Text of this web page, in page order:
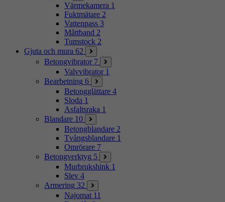
Värmekamera 1
Fuktmätare 2
Vattenpass 3
Måttband 2
Tumstock 2
Gjuta och mura 62
Betongvibrator 7
Valvvibrator 1
Bearbetning 6
Betongglättare 4
Sloda 1
Asfaltsraka 1
Blandare 10
Betongblandare 2
Tvångsblandare 1
Omrörare 7
Betongverktyg 5
Murbrukshink 1
Slev 4
Armering 32
Najomat 11